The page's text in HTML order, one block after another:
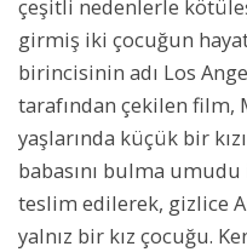
çeşitli nedenlerle
girmiş iki çocuğun
birincisinin adı Los
tarafından çekilen film,
yaşlarında küçük bir
babasını bulma umudu
teslim edilerek, gizlice
yalnız bir kız çocuğu.